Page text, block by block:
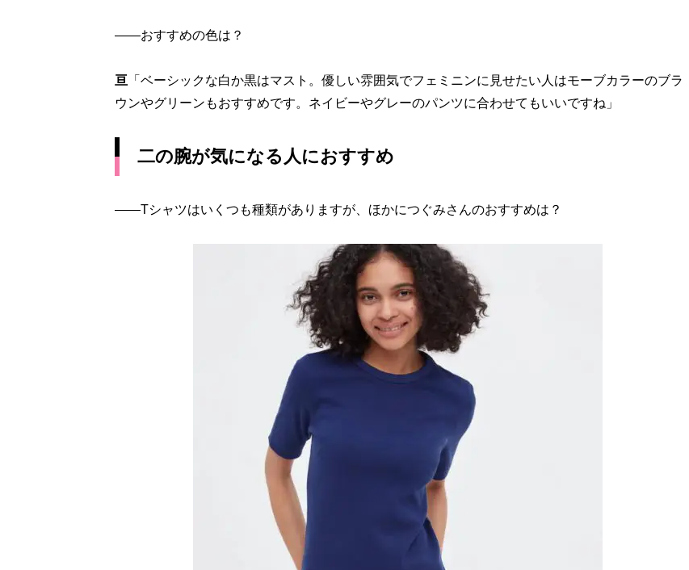
――おすすめの色は？
亘 「ベーシックな白か黒はマスト。優しい雰囲気でフェミニンに見せたい人はモーブカラーのブラ
ウンやグリーンもおすすめです。ネイビーやグレーのパンツに合わせてもいいですね」
二の腕が気になる人におすすめ
――Tシャツはいくつも種類がありますが、ほかにつぐみさんのおすすめは？